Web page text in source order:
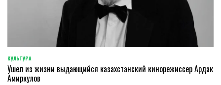
POSTED
IN
КУЛЬТУРА
Ушел из жизни выдающийся казахстанский кинорежиссер Ардак
Амиркулов